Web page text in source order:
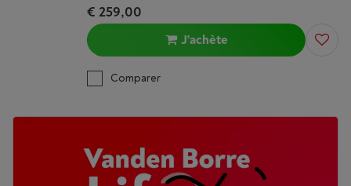
€ 259,00
J'achète
Comparer